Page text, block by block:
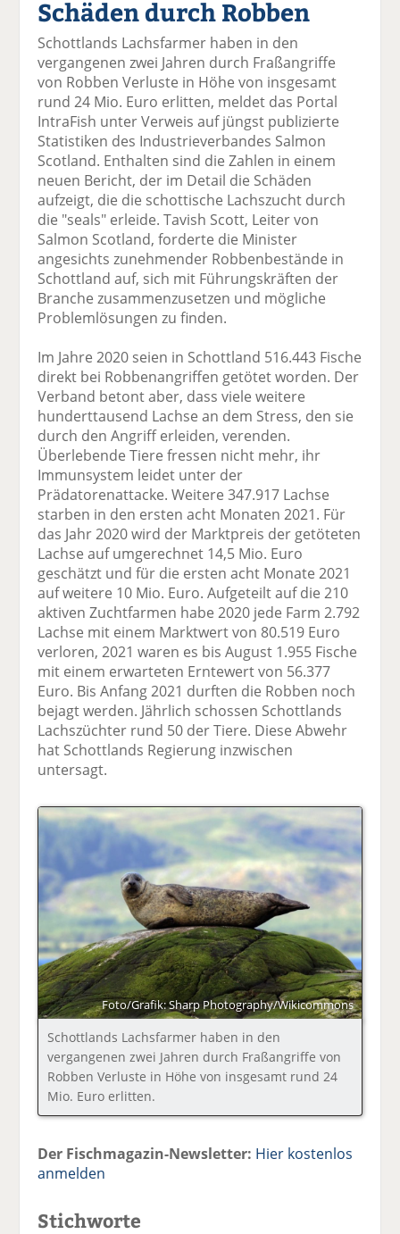
el
a
uf
F
ac
e
b
o
o
k
te
il
e
n
el
t
wi
tt
er
n
a
Li
n
k
e
di
n
te
il
e
E
m
ai
l
er
n
n
Schäden durch Robben
Schottlands Lachsfarmer haben in den
vergangenen zwei Jahren durch Fraßangriffe
von Robben Verluste in Höhe von insgesamt
rund 24 Mio. Euro erlitten, meldet das Portal
IntraFish unter Verweis auf jüngst publizierte
Statistiken des Industrieverbandes Salmon
Scotland. Enthalten sind die Zahlen in einem
neuen Bericht, der im Detail die Schäden
aufzeigt, die die schottische Lachszucht durch
die "seals" erleide. Tavish Scott, Leiter von
Salmon Scotland, forderte die Minister
angesichts zunehmender Robbenbestände in
Schottland auf, sich mit Führungskräften der
Branche zusammenzusetzen und mögliche
Problemlösungen zu finden.
Im Jahre 2020 seien in Schottland 516.443 Fische
direkt bei Robbenangriffen getötet worden. Der
Verband betont aber, dass viele weitere
hunderttausend Lachse an dem Stress, den sie
durch den Angriff erleiden, verenden.
Überlebende Tiere fressen nicht mehr, ihr
Immunsystem leidet unter der
Prädatorenattacke. Weitere 347.917 Lachse
starben in den ersten acht Monaten 2021. Für
das Jahr 2020 wird der Marktpreis der getöteten
Lachse auf umgerechnet 14,5 Mio. Euro
geschätzt und für die ersten acht Monate 2021
auf weitere 10 Mio. Euro. Aufgeteilt auf die 210
aktiven Zuchtfarmen habe 2020 jede Farm 2.792
Lachse mit einem Marktwert von 80.519 Euro
verloren, 2021 waren es bis August 1.955 Fische
mit einem erwarteten Erntewert von 56.377
Euro. Bis Anfang 2021 durften die Robben noch
bejagt werden. Jährlich schossen Schottlands
Lachszüchter rund 50 der Tiere. Diese Abwehr
hat Schottlands Regierung inzwischen
untersagt.
Foto/Grafik: Sharp Photography/Wikicommons
Schottlands Lachsfarmer haben in den
vergangenen zwei Jahren durch Fraßangriffe von
Robben Verluste in Höhe von insgesamt rund 24
Mio. Euro erlitten.
Der Fischmagazin-Newsletter: Hier kostenlos
anmelden
Stichworte